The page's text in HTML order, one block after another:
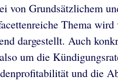
von Grundsätzlichem
Thema
dargestellt. Auch
um die
und die